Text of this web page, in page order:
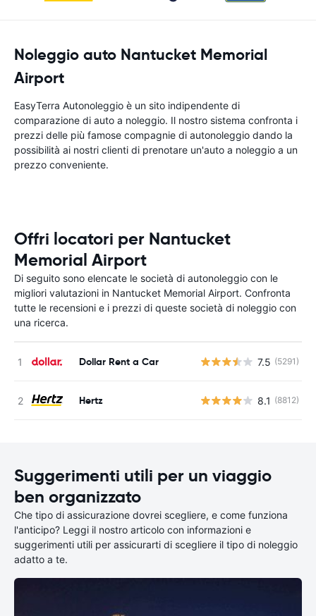
Noleggio auto Nantucket Memorial
Airport
EasyTerra Autonoleggio è un sito indipendente di
comparazione di auto a noleggio. Il nostro sistema confronta i
prezzi delle più famose compagnie di autonoleggio dando la
possibilità ai nostri clienti di prenotare un'auto a noleggio a un
prezzo conveniente.
Offri locatori per Nantucket
Memorial Airport
Di seguito sono elencate le società di autonoleggio con le
migliori valutazioni in Nantucket Memorial Airport. Confronta
tutte le recensioni e i prezzi di queste società di noleggio con
una ricerca.
Dollar Rent a Car 7.5 (5291)
Hertz 8.1 (8812)
Suggerimenti utili per un viaggio
ben organizzato
Che tipo di assicurazione dovrei scegliere, e come funziona
l'anticipo? Leggi il nostro articolo con informazioni e
suggerimenti utili per assicurarti di scegliere il tipo di noleggio
adatto a te.